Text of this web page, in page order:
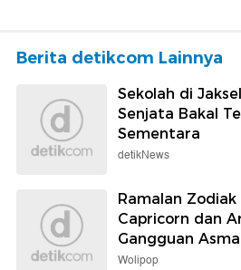
Berita detikcom Lainnya
Sekolah di
Senjata Bakal
Sementara
detikNews
Ramalan
Capricorn dan
Gangguan
Wolipop